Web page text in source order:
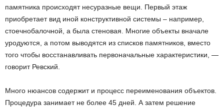
памятника происходят несуразные вещи. Первый этаж
приобретает вид иной конструктивной системы – например,
стоечно­балочной, а была стеновая. Многие объекты вначале
уродуются, а потом выводятся из списков памятников, вместо
того чтобы восстанавливать первоначальные характеристики, —
говорит Ревский.
Много нюансов содержит и процесс переименования объектов.
Процедура занимает не более 45 дней. А затем решение